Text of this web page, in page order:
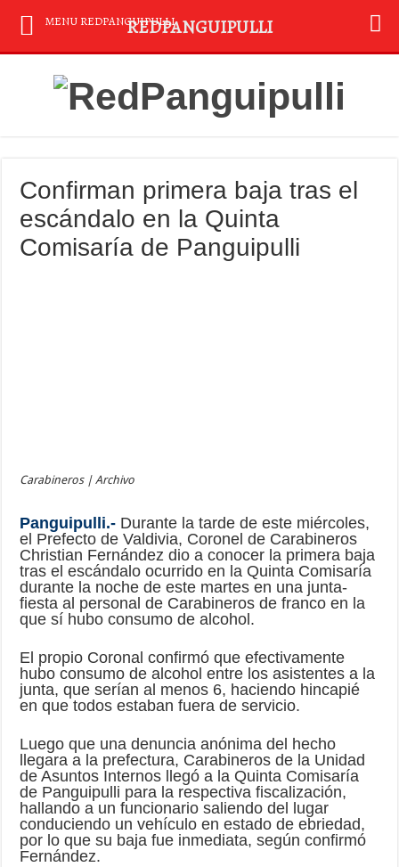
Confirman primera baja tras el
escándalo en la Quinta
Comisaría de Panguipulli
Carabineros | Archivo
Panguipulli.- Durante la tarde de este miércoles,
el Prefecto de Valdivia, Coronel de Carabineros
Christian Fernández dio a conocer la primera baja
tras el escándalo ocurrido en la Quinta Comisaría
durante la noche de este martes en una junta-
fiesta al personal de Carabineros de franco en la
que sí hubo consumo de alcohol.
El propio Coronal confirmó que efectivamente
hubo consumo de alcohol entre los asistentes a la
junta, que serían al menos 6, haciendo hincapié
en que todos estaban fuera de servicio.
Luego que una denuncia anónima del hecho
llegara a la prefectura, Carabineros de la Unidad
de Asuntos Internos llegó a la Quinta Comisaría
de Panguipulli para la respectiva fiscalización,
hallando a un funcionario saliendo del lugar
conduciendo un vehículo en estado de ebriedad,
por lo que su baja fue inmediata, según confirmó
Fernández.
MENU REDPANGUIPULLIREDPANGUIPULLI